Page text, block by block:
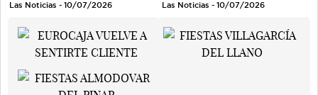
Las Noticias - 10/07/2026 Las Noticias - 10/07/2026